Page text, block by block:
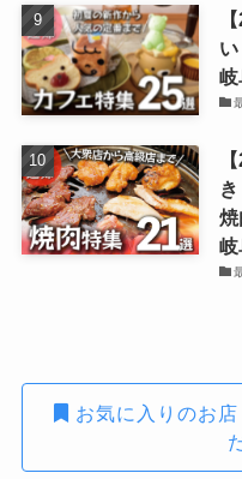
岐
焼
岐
お気に入りのお